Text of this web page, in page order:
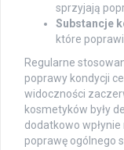
sprzyjają
Substancje
które
Regularne
poprawy kondycji
widoczności
kosmetyków były
dodatkowo
poprawę ogólnego